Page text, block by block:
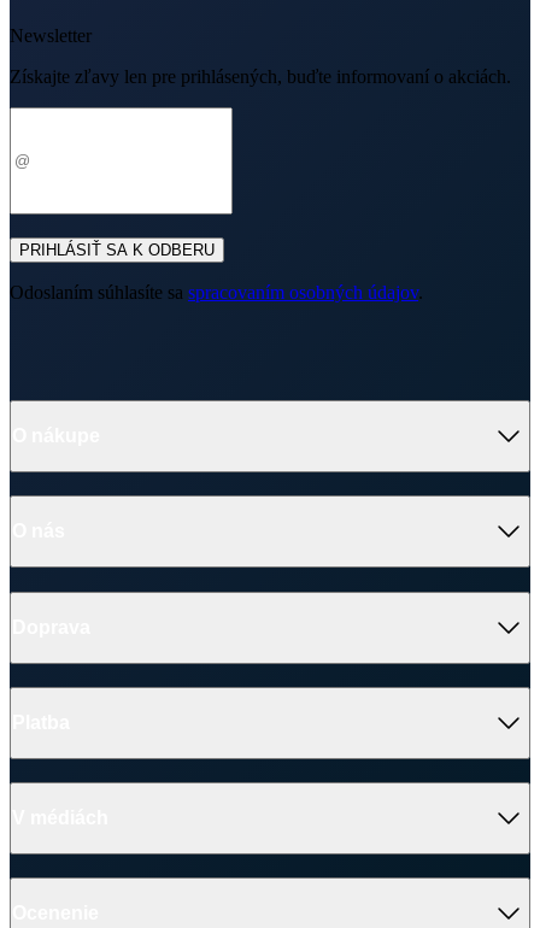
Newsletter
Získajte zľavy len pre prihlásených, buďte informovaní o akciách.
PRIHLÁSIŤ SA K ODBERU
Odoslaním súhlasíte sa spracovaním osobných údajov.